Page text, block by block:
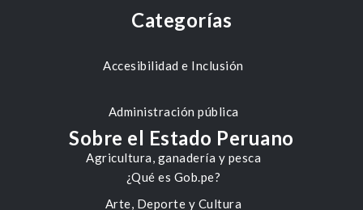
Categorías
Accesibilidad e Inclusión
Administración pública
Agricultura, ganadería y pesca
Arte, Deporte y Cultura
Sobre el Estado Peruano
¿Qué es Gob.pe?